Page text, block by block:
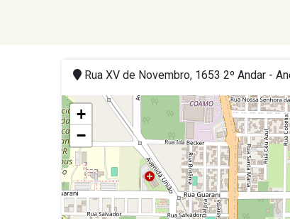
Rua XV de Novembro, 1653 2º Andar -
+
−